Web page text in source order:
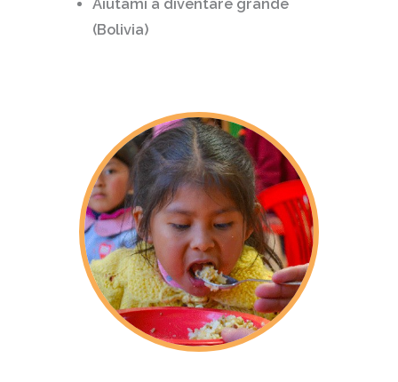
Aiutami a diventare grande
(Bolivia)